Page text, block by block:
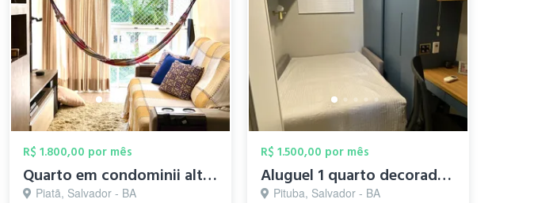
R$ 1.800,00 por mês
Quarto em condominii alto padrao
Piatã, Salvador - BA
R$ 1.500,00 por mês
Aluguel 1 quarto decorado com suite
Pituba, Salvador - BA